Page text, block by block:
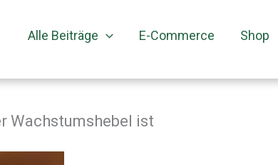
Alle Beiträge E-Commerce Shop
Wachstumshebel ist